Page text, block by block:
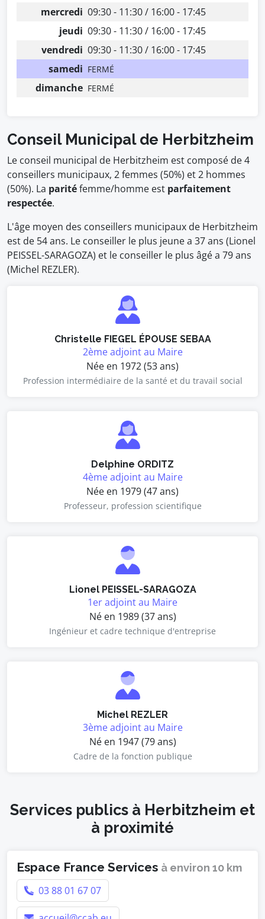
mercredi 09:30 - 11:30 / 16:00 - 17:45
jeudi 09:30 - 11:30 / 16:00 - 17:45
vendredi 09:30 - 11:30 / 16:00 - 17:45
samedi FERMÉ
dimanche FERMÉ
Conseil Municipal de Herbitzheim
Le conseil municipal de Herbitzheim est composé de 4
conseillers municipaux, 2 femmes (50%) et 2 hommes
(50%). La paritéfemme/homme est parfaitement
respectée.
L'âge moyen des conseillers municipaux de Herbitzheim
est de 54 ans. Le conseiller le plus jeune a 37 ans (Lionel
PEISSEL-SARAGOZA) et le conseiller le plus âgé a 79 ans
(Michel REZLER).
Christelle FIEGEL ÉPOUSE SEBAA
2ème adjoint au Maire
Née en 1972 (53 ans)
Profession intermédiaire de la santé et du travail social
Delphine ORDITZ
4ème adjoint au Maire
Née en 1979 (47 ans)
Professeur, profession scientifique
Lionel PEISSEL-SARAGOZA
1er adjoint au Maire
Né en 1989 (37 ans)
Ingénieur et cadre technique d'entreprise
Michel REZLER
3ème adjoint au Maire
Né en 1947 (79 ans)
Cadre de la fonction publique
Services publics à Herbitzheim et
à proximité
Espace France Services à environ 10 km
03 88 01 67 07